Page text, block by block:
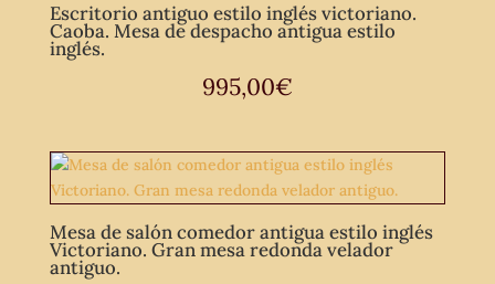
Escritorio antiguo estilo inglés victoriano.
Caoba. Mesa de despacho antigua estilo
inglés.
995,00€
Mesa de salón comedor antigua estilo inglés
Victoriano. Gran mesa redonda velador
antiguo.